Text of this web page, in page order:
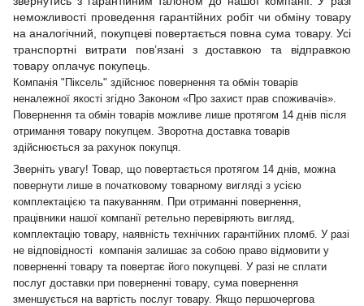
неможливості проведення гарантійних робіт чи обміну товару
на аналогічний, покупцеві повертається повна сума товару. Усі
транспортні витрати пов’язані з доставкою та відправкою
товару оплачує покупець.
Компанія "Піксель" здійснює повернення та обмін товарів
неналежної якості згідно Законом «Про захист прав споживачів».
Повернення та обмін товарів можливе лише протягом 14 днів після
отримання товару покупцем. Зворотна доставка товарів
здійснюється за рахунок покупця.
Зверніть увагу! Товар, що повертається протягом 14 днів, можна
повернути лише в початковому товарному вигляді з усією
комплектацією та пакуванням. При отриманні повернення,
працівники нашої компанії ретельно перевіряють вигляд,
комплектацію товару, наявність технічних гарантійних пломб. У разі
не відповідності компанія залишає за собою право відмовити у
поверненні товару та повертає його покупцеві. У разі не сплати
послуг доставки при поверненні товару, сума повернення
зменшується на вартість послуг товару. Якщо першочергова